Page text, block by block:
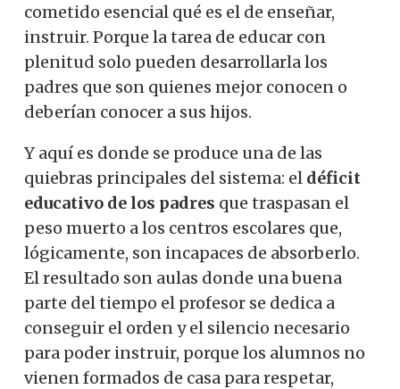
cometido esencial qué es el de enseñar,
instruir. Porque la tarea de educar con
plenitud solo pueden desarrollarla los
padres que son quienes mejor conocen o
deberían conocer a sus hijos.
Y aquí es donde se produce una de las
quiebras principales del sistema: el déficit
educativo de los padres que traspasan el
peso muerto a los centros escolares que,
lógicamente, son incapaces de absorberlo.
El resultado son aulas donde una buena
parte del tiempo el profesor se dedica a
conseguir el orden y el silencio necesario
para poder instruir, porque los alumnos no
vienen formados de casa para respetar,